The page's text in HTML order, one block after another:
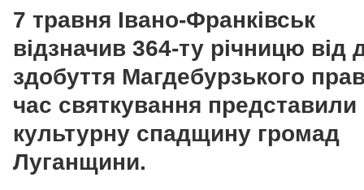
7 травня Івано-Франківськ
відзначив 364-ту річницю від
здобуття Магдебурзького
час святкування представили
культурну спадщину громад
Луганщини.